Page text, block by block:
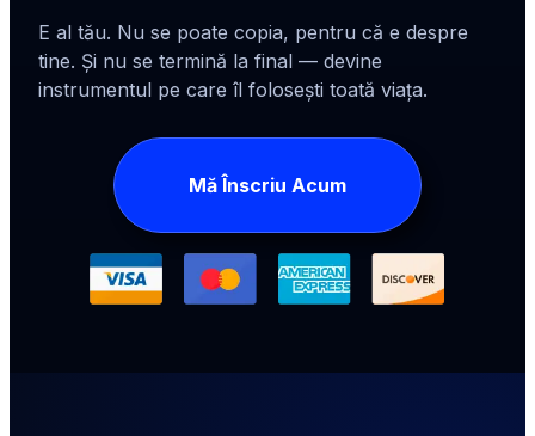
E al tău. Nu se poate copia, pentru că e despre
tine. Și nu se termină la final — devine
instrumentul pe care îl folosești toată viața.
Mă Înscriu Acum